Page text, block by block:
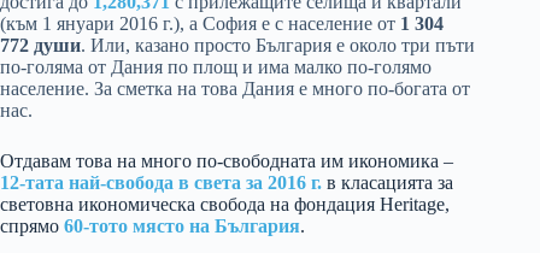
(към 1 януари 2016 г.), а София е с население от 1 304
772 души. Или, казано просто България е около три пъти
по-голяма от Дания по площ и има малко по-голямо
население. За сметка на това Дания е много по-богата от
нас.
Отдавам това на много по-свободната им икономика –
12-тата най-свобода в света за 2016 г. в класацията за
световна икономическа свобода на фондация Heritage,
спрямо 60-тото място на България.